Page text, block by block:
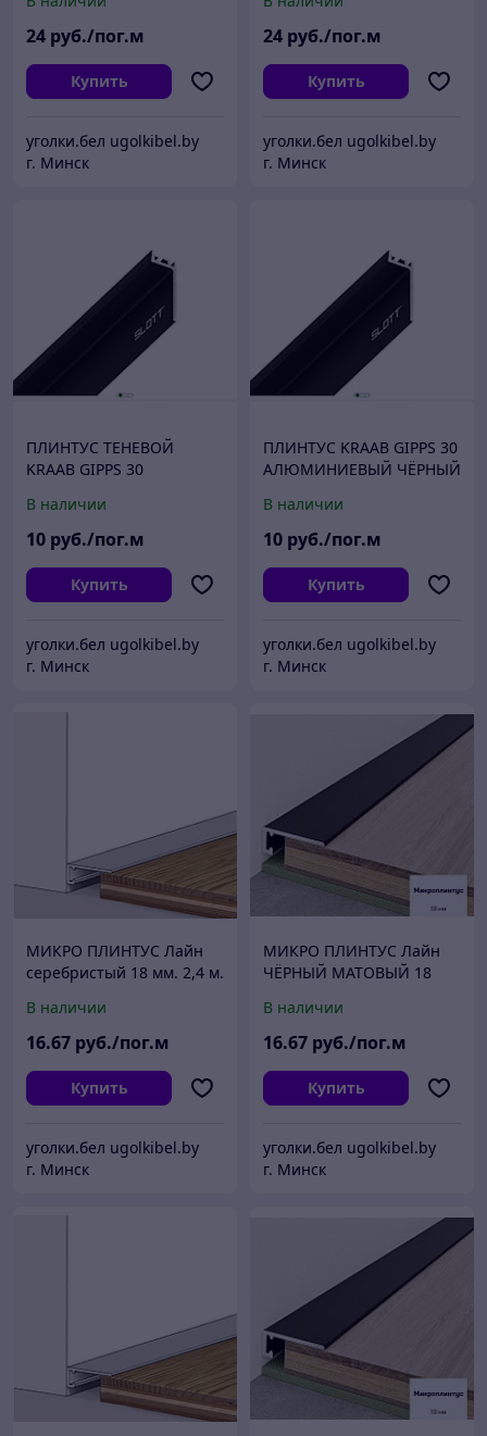
24 руб./пог.м
Купить
уголки.бел ugolkibel.by
г. Минск
24 руб./пог.м
Купить
уголки.бел ugolkibel.by
г. Минск
ПЛИНТУС ТЕНЕВОЙ
KRAAB GIPPS 30
В наличии
10 руб./пог.м
Купить
уголки.бел ugolkibel.by
г. Минск
ПЛИНТУС KRAAB GIPPS 30
АЛЮМИНИЕВЫЙ ЧЁРНЫЙ
В наличии
10 руб./пог.м
Купить
уголки.бел ugolkibel.by
г. Минск
МИКРО ПЛИНТУС Лайн
серебристый 18 мм. 2,4 м.
В наличии
16.67 руб./пог.м
Купить
уголки.бел ugolkibel.by
г. Минск
МИКРО ПЛИНТУС Лайн
ЧЁРНЫЙ МАТОВЫЙ 18
комплекте)
В наличии
16.67 руб./пог.м
Купить
уголки.бел ugolkibel.by
г. Минск